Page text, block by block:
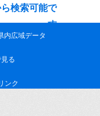
検索可能で
す
内広域データ
る
ンク